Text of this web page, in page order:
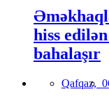
hiss
bahalaşır
Qafqaz,